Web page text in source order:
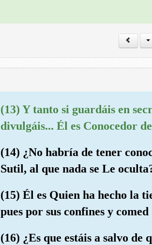
(13) Y tanto si guardáis en
divulgáis... Él es Conocedor
(14) ¿No habría de tener
Sutil, al que nada se Le
(15) Él es Quien ha hecho la
pues por sus confines y
(16) ¿Es que estáis a salvo de